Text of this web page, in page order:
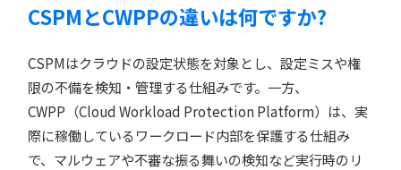
CSPMとCWPPの違いは何ですか?
CSPMはクラウドの設定状態を対象とし、設定ミスや権
限の不備を検知・管理する仕組みです。一方、
CWPP（Cloud Workload Protection Platform）は、実
際に稼働しているワークロード内部を保護する仕組み
で、マルウェアや不審な振る舞いの検知など実行時のリ